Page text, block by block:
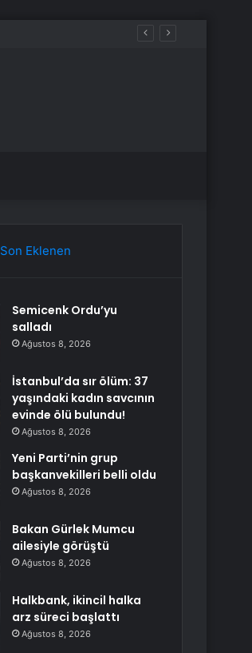
Son Eklenen
Semicenk Ordu’yu
salladı
Ağustos 8, 2026
İstanbul’da sır ölüm: 37
yaşındaki kadın savcının
evinde ölü bulundu!
Ağustos 8, 2026
Yeni Parti’nin grup
başkanvekilleri belli oldu
Ağustos 8, 2026
Bakan Gürlek Mumcu
ailesiyle görüştü
Ağustos 8, 2026
Halkbank, ikincil halka
arz süreci başlattı
Ağustos 8, 2026